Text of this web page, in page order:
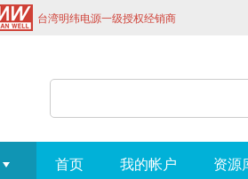
台湾明纬电源一级授权经销商
首页 我的帐户 资源